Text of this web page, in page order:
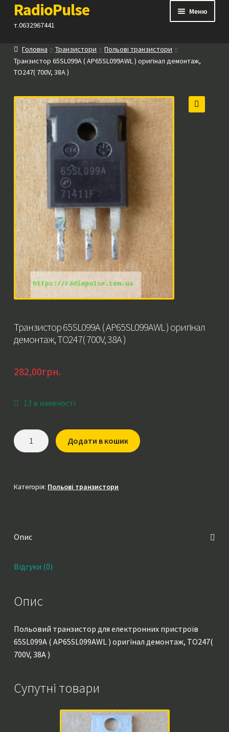
Перейти
до
Перейти
до
RadioPulse
т.0632967441
Меню
Каталог
Контакти
Посилання
Головна Транзистори
Польові транзистори
Транзистор 65SL099A ( AP65SL099AWL ) оригінал демонтаж,
TO247( 700V, 38A )
Транзистор 65SL099A ( AP65SL099AWL ) оригінал
демонтаж, TO247( 700V, 38A )
282,00грн.
13 в наявності
Транзистор
65SL099A
)
700V,
)
Додати в кошик
Категорія: Польові транзистори
Опис
Відгуки (0)
Опис
Польовий транзистор для електронних пристроїв
65SL099A ( AP65SL099AWL ) оригінал демонтаж, TO247(
700V, 38A )
Супутні товари